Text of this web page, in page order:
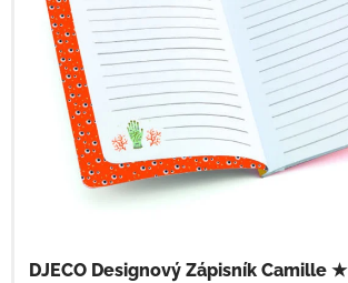
DJECO Designový Zápisník Camille ★